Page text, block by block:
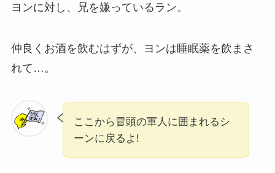
ヨンに対し、兄を嫌っているラン。
仲良くお酒を飲むはずが、ヨンは睡眠薬を飲まさ
れて…。
ここから冒頭の軍人に囲まれるシ
ーンに戻るよ!